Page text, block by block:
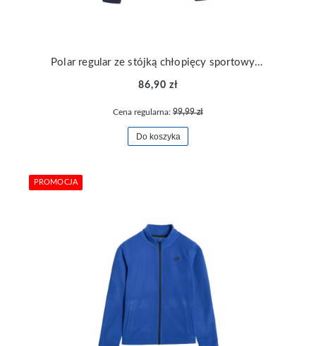
Polar regular ze stójką chłopięcy sportowy 4F TFLEM413-31S
86,90 zł
Cena regularna: 99,99 zł
Do koszyka
PROMOCJA